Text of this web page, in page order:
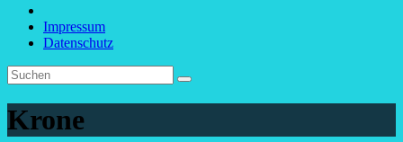
Impressum
Datenschutz
Krone